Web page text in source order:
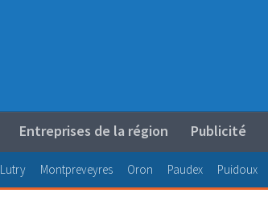
Entreprises de la région Publicité
Lutry Montpreveyres Oron Paudex Puidoux